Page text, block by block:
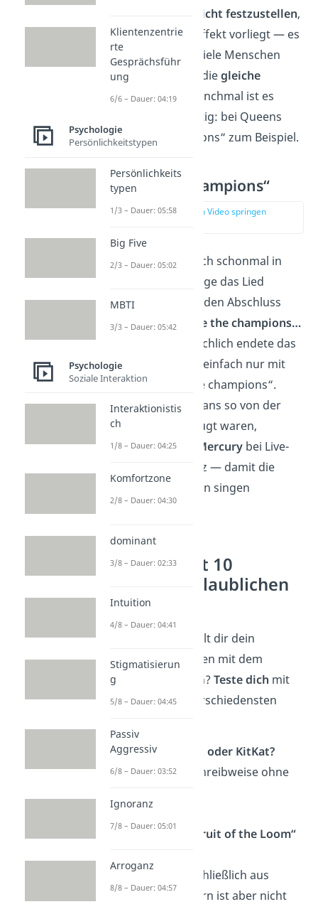
leicht festzustellen,
wann ein Mandela Effekt vorliegt — es
müssen schließlich viele Menschen
bestätigen, dass sie diegleiche
Erfahrungteilen. Manchmal ist es
jedoch recht eindeutig: bei Queens
„We are the Champions“ zum Beispiel.
„We are the champions“
zur Stelle im Video springen
Vielleicht hast du auch schonmal in
einer Menschenmenge das Lied
gegrölt, zum krönenden Abschluss
natürlich mit„We are the champions…
of the world!“
. Tatsächlich endete das
Lied auf dem Album einfach nur mit
der Zeile „We are the champions“.
Doch nachdem die Fans so von der
Fortsetzung überzeugt waren,
performteFreddie Mercurybei Live-
Auftritten den Zusatz — damit die
Zuschauer nicht allein singen
mussten.
Teste dich mit 10
weiteren unglaublichen
Beispielen
Welche Streiche spielt dir dein
Erinnerungsvermögen mit dem
Mandela-Effekt noch? Teste dich mit
10 Beispielen aus verschiedensten
Heißt es Kit&Kat oder KitKat?
Richtig ist die Schreibweise ohne
Wie sieht das „Fruit of the Loom“
Es besteht ausschließlich aus
Früchten, ein Horn ist aber nicht
Klientenzentrie
rte
Gesprächsführ
ung
6/6 – Dauer: 04:19
Psychologie
Persönlichkeitstypen
Persönlichkeits
typen
1/3 – Dauer: 05:58
Big Five
2/3 – Dauer: 05:02
MBTI
3/3 – Dauer: 05:42
Psychologie
Soziale Interaktion
Interaktionistis
ch
1/8 – Dauer: 04:25
Komfortzone
2/8 – Dauer: 04:30
dominant
3/8 – Dauer: 02:33
Intuition
4/8 – Dauer: 04:41
Stigmatisierun
g
5/8 – Dauer: 04:45
Passiv
Aggressiv
6/8 – Dauer: 03:52
Ignoranz
7/8 – Dauer: 05:01
Arroganz
8/8 – Dauer: 04:57